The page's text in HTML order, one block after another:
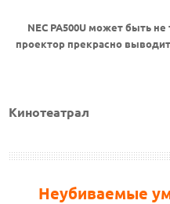
NEC PA500U может быть
проектор прекрасно
Кинотеатрал
Неубиваемые